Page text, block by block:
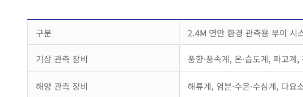
구분 2.4M 연안 환경 관측용 부이 시
기상 관측 장비 풍향·풍속계, 온·습도계, 파고계
해양 관측 장비 해류계, 염분·수온·수심계, 다요